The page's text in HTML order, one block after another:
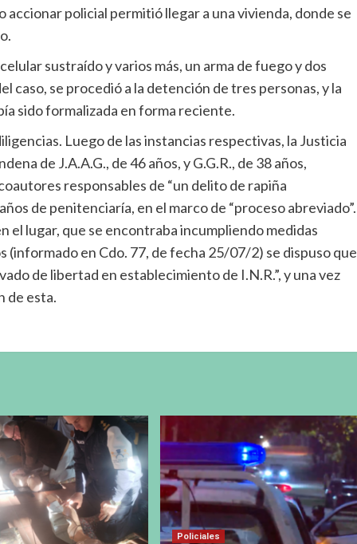
accionar policial permitió llegar a una vivienda, donde se
sustraído y varios más, un arma de fuego y dos
caso, se procedió a la detención de tres personas, y la
sido formalizada en forma reciente.
Luego de las instancias respectivas, la Justicia
de J.A.A.G., de 46 años, y G.G.R., de 38 años,
responsables de “un delito de rapiña
de penitenciaría, en el marco de “proceso abreviado”.
el lugar, que se encontraba incumpliendo medidas
(informado en Cdo. 77, de fecha 25/07/2) se dispuso que
de libertad en establecimiento de I.N.R.”, y una vez
de esta.
Policiales